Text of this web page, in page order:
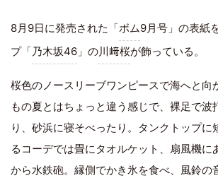
8月9日に発売された「ボム9月号」の表紙を
プ「乃木坂46 」の川﨑桜が飾っている。
桜色のノースリーブワンピースで海へと向
もの夏とはちょっと違う感じで、裸足で波
り、砂浜に寝そべったり。タンクトップに
るコーデでは畳にタオルケット、扇風機に
から水鉄砲。縁側でかき氷を食べ、風鈴の